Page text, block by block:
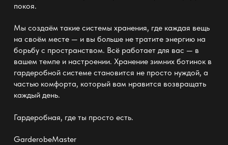
покоя.
Мы создаём такие системы хранения, где каждая вещь
на своём месте — и вы больше не тратите энергию на
борьбу с пространством. Всё работает для вас — в
вашем темпе и настроении. Хранение зимних ботинок в
гардеробной системе становится не просто нуждой, а
частью комфорта, который вам нравится возвращать
каждый день.
Гардеробная, где ты просто есть.
GarderobeMaster